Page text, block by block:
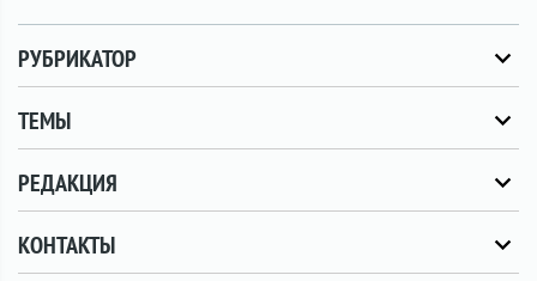
РУБРИКАТОР
ТЕМЫ
РЕДАКЦИЯ
КОНТАКТЫ